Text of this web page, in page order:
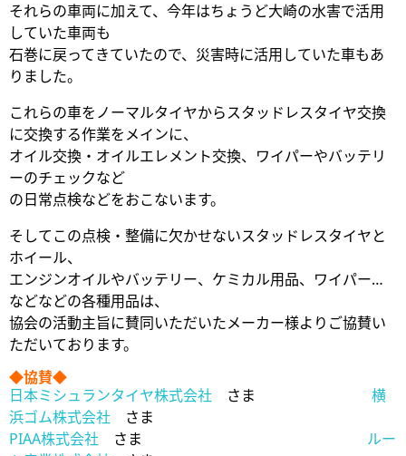
それらの車両に加えて、今年はちょうど大崎の水害で活用
していた車両も
石巻に戻ってきていたので、災害時に活用していた車もあ
りました。
これらの車をノーマルタイヤからスタッドレスタイヤ交換
に交換する作業をメインに、
オイル交換・オイルエレメント交換、ワイパーやバッテリ
ーのチェックなど
の日常点検などをおこないます。
そしてこの点検・整備に欠かせないスタッドレスタイヤと
ホイール、
エンジンオイルやバッテリー、ケミカル用品、ワイパー…
などなどの各種用品は、
協会の活動主旨に賛同いただいたメーカー様よりご協賛い
ただいております。
◆協賛◆
日本ミシュランタイヤ株式会社 さま 横
浜ゴム株式会社 さま
PIAA株式会社 さま ルー